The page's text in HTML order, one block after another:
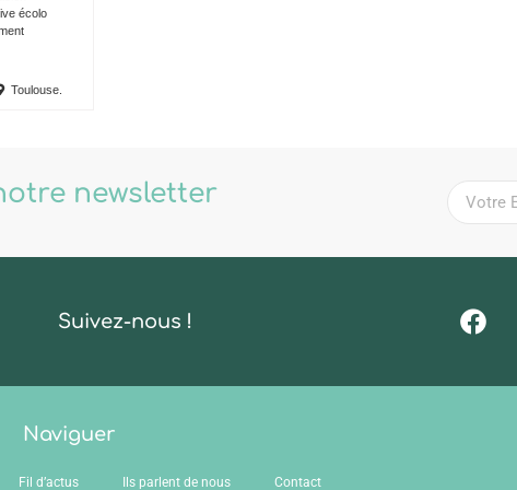
écolo
Toulouse.
newsletter
Suivez-nous !
Naviguer
Fil d’actus Ils parlent de nous Contact